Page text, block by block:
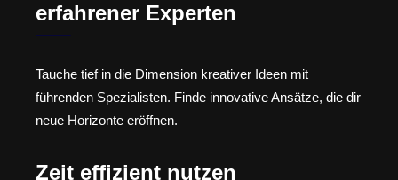
erfahrener Experten
Tauche tief in die Dimension kreativer Ideen mit
führenden Spezialisten. Finde innovative Ansätze, die dir
neue Horizonte eröffnen.
Zeit effizient nutzen